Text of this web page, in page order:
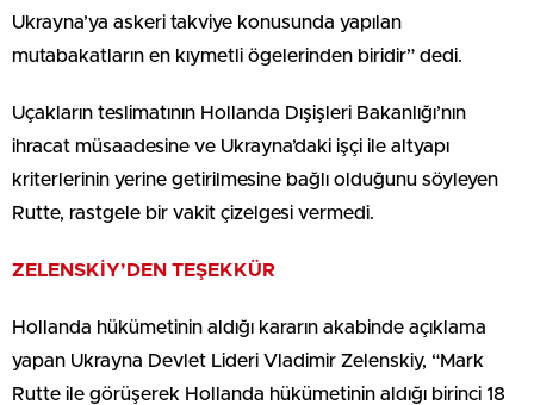
Ukrayna’ya askeri takviye konusunda yapılan
mutabakatların en kıymetli ögelerinden biridir” dedi.
Uçakların teslimatının Hollanda Dışişleri Bakanlığı’nın
ihracat müsaadesine ve Ukrayna’daki işçi ile altyapı
kriterlerinin yerine getirilmesine bağlı olduğunu söyleyen
Rutte, rastgele bir vakit çizelgesi vermedi.
ZELENSKİY’DEN TEŞEKKÜR
Hollanda hükümetinin aldığı kararın akabinde açıklama
yapan Ukrayna Devlet Lideri Vladimir Zelenskiy, “Mark
Rutte ile görüşerek Hollanda hükümetinin aldığı birinci 18